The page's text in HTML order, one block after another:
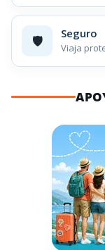
🛡️ Seguro
Viaja